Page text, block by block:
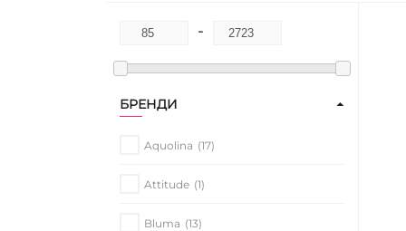
-
БРЕНДИ
Aquolina (17)
Attitude (1)
Bluma (13)